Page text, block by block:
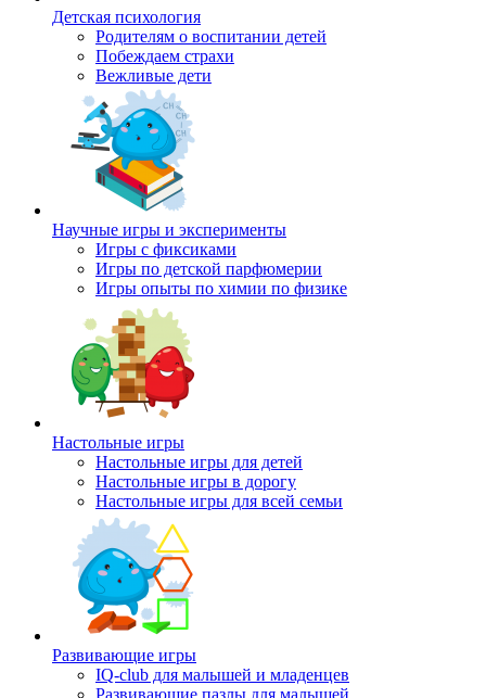
Детская психология
Родителям о воспитании детей
Побеждаем страхи
Вежливые дети
Научные игры и эксперименты
Игры с фиксиками
Игры по детской парфюмерии
Игры опыты по химии по физике
Настольные игры
Настольные игры для детей
Настольные игры в дорогу
Настольные игры для всей семьи
Развивающие игры
IQ-club для малышей и младенцев
Развивающие пазлы для малышей